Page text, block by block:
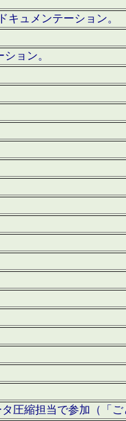
キュメンテーション。
ョン。
圧縮担当で参加（「ご